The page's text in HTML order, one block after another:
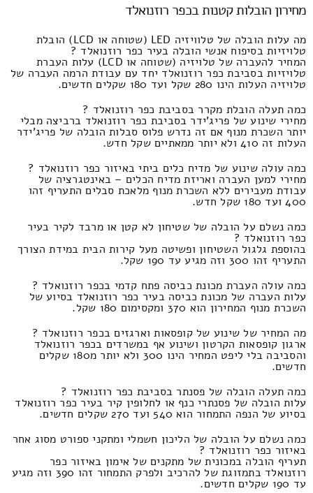
מחירון הובלות קטנות בכפר רוזנואלד
מה עלות הובלה של טלוויזיה LED (שטוחה או LCD) הובלת
טלויזיות בסיפוח אנשי הובלה בעיר כפר רוזנואלד ?
המחיר להעברה של טלויזיה (שטוחה או LCD) עלות העברת
טלויזיות בסביבת כפר רוזנואלד יחד עם עבודת הרמה העברה של
טלויזיה העלות הינו 280 שקל ועד 180 שקלים חדשים.
כמה תעלה הובלת מקרר בסביבת כפר רוזנואלד ?
מחירי שינוע של פריג'ידר בסביבת כפר רוזנואלד ברביצה מבלי
יותר השכרת מנוף אם זה נדרש פלוס סבלות הובלה של פריג'ידר
העלות זה 410 ולא יותר ממאתיים שקל חדש.
כמה עולה שינוע של מדיח כלים ביתי באיזור כפר רוזנואלד ?
מחירי למען העברה ואריזת מדיח הכלים – באינטגרציה של
עבודת מעבירים ללא השכרת מנוף מלאכת סבלים התעריף זהו
400 ועד 180 שקל חדש.
כמה נשלם על הובלה של שטיחון לא קטן או מרבד לקיר בעיר
כפר רוזנואלד ?
בהוספת גלגול השטיחון ופשיטה מעל קירות הבית במידת הצורך
התעריף זהו 300 וזה מגיע עד 190 שקל.
כמה עולה העברת מכונת כביסה פתח קדמי בכפר רוזנואלד ?
עלות העברה של מכונת כביסה בעיר כפר רוזנואלד בסיוע של
השכרת מנוף המחירון הוא 370 ומקסימום 180 שקל.
מה המחיר של שינוע של קופסאות וארגזים בכפר רוזנואלד ?
ארגון קופסאות הקרטון ושינוע אף במשרדים בכפר רוזנואלד
והסביבה בלי ליפט המחיר הינו 300 ולא יותר מ180 שקלים
חדשים.
כמה תעלה הובלה של פסנתר בסביבת כפר רוזנואלד ?
עלות הובלה של פסנתרי כנף או לחלופין קיר בעיר כפר רוזנואלד
בסיוע של הנפה התמחור הוא 540 ועד 270 שקלים חדשים.
כמה נשלם על הובלה של הליכון חשמלי ומתקני ספורט מסוג אחר
באיזור כפר רוזנואלד ?
תעריף הובלה במכונית של מתקנים של אימון באיזור כפר
רוזנואלד בתמזוגת של להרכיב ולפרק התמחור זהו 390 וזה מגיע
עד 190 שקלים חדשים.